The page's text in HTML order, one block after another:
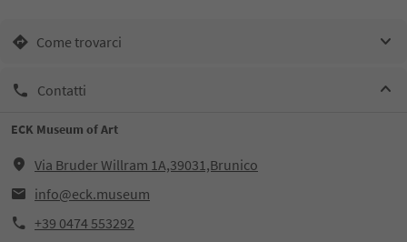
Come trovarci
Contatti
ECK Museum of Art
Via Bruder Willram 1A,39031,Brunico
info@eck.museum
+39 0474 553292